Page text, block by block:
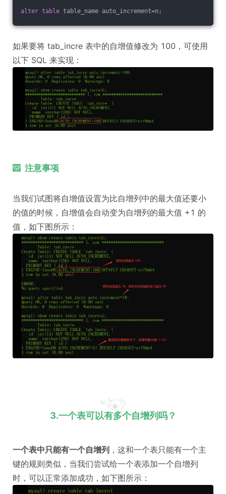
alter table table_name auto_increment=n;
如果要将 tab_incre 表中的自增值修改为 100，可使用
以下 SQL 来实现：
注意事项
当我们试图将自增值设置为比自增列中的最大值还要小
的值的时候，自增值会自动变为自增列的最大值 +1 的
值，如下图所示：
3.一个表可以有多个自增列吗？
一个表中只能有一个自增列 ，这和一个表只能有一个主
键的规则类似，当我们尝试给一个表添加一个自增列
时，可以正常添加成功，如下图所示：